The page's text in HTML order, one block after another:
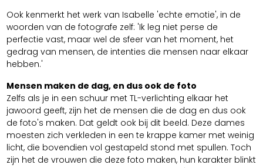
Ook kenmerkt het werk van Isabelle 'echte emotie', in de
woorden van de fotografe zelf: 'Ik leg niet perse de
perfectie vast, maar wel de sfeer van het moment, het
gedrag van mensen, de intenties die mensen naar elkaar
hebben.'
Mensen maken de dag, en dus ook de foto
Zelfs als je in een schuur met TL-verlichting elkaar het
jawoord geeft, zijn het de mensen die de dag en dus ook
de foto's maken. Dat geldt ook bij dit beeld. Deze dames
moesten zich verkleden in een te krappe kamer met weinig
licht, die bovendien vol gestapeld stond met spullen. Toch
zijn het de vrouwen die deze foto maken, hun karakter blinkt